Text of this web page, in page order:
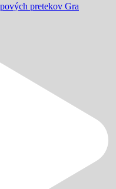
pretekov Gra